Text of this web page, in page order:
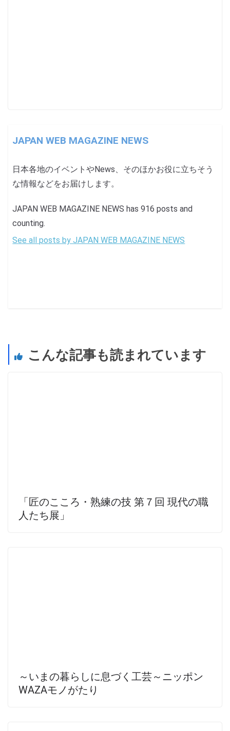
JAPAN WEB MAGAZINE NEWS
日本各地のイベントやNews、そのほかお役に立ちそう
な情報などをお届けします。
JAPAN WEB MAGAZINE NEWS has 916 posts and
counting.
See all posts by JAPAN WEB MAGAZINE NEWS
こんな記事も読まれています
「匠のこころ・熟練の技 第７回 現代の職
人たち展」
～いまの暮らしに息づく工芸～ニッポン
WAZAモノがたり